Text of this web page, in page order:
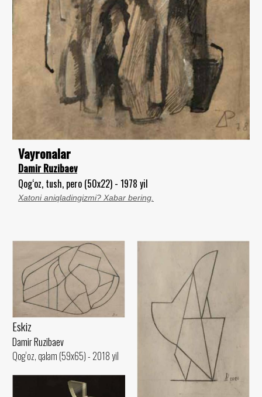
Vayronalar
Damir Ruzibaev
Qog‘oz, tush, pero (50x22) - 1978 yil
Xatoni aniqladingizmi? Xabar bering.
Eskiz
Damir Ruzibaev
Qog‘oz, qalam (59x65) - 2018 yil